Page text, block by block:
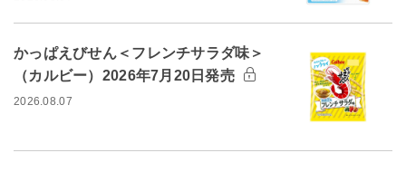
かっぱえびせん＜フレンチサラダ味＞
（カルビー）2026年7月20日発売
2026.08.07